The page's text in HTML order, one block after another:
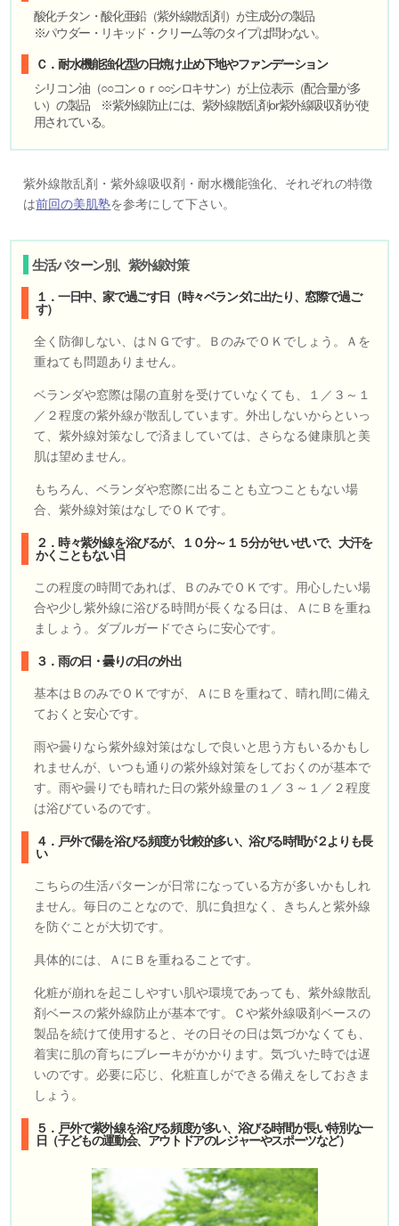
酸化チタン・酸化亜鉛（紫外線散乱剤）が主成分の製品
※パウダー・リキッド・クリーム等のタイプは問わない。
Ｃ．耐水機能強化型の日焼け止め下地やファンデーション
シリコン油（○○コンｏｒ○○シロキサン）が上位表示（配合量が多
い）の製品 ※紫外線防止には、紫外線散乱剤or紫外線吸収剤が使
用されている。
紫外線散乱剤・紫外線吸収剤・耐水機能強化、それぞれの特徴
は前回の美肌塾を参考にして下さい。
生活パターン別、紫外線対策
１．一日中、家で過ごす日（時々ベランダに出たり、窓際で過ご
す）
全く防御しない、はＮＧです。ＢのみでＯＫでしょう。Ａを
重ねても問題ありません。
ベランダや窓際は陽の直射を受けていなくても、１／３～１
／２程度の紫外線が散乱しています。外出しないからといっ
て、紫外線対策なしで済ましていては、さらなる健康肌と美
肌は望めません。
もちろん、ベランダや窓際に出ることも立つこともない場
合、紫外線対策はなしでＯＫです。
２．時々紫外線を浴びるが、１０分～１５分がせいぜいで、大汗を
かくこともない日
この程度の時間であれば、ＢのみでＯＫです。用心したい場
合や少し紫外線に浴びる時間が長くなる日は、ＡにＢを重ね
ましょう。ダブルガードでさらに安心です。
３．雨の日・曇りの日の外出
基本はＢのみでＯＫですが、ＡにＢを重ねて、晴れ間に備え
ておくと安心です。
雨や曇りなら紫外線対策はなしで良いと思う方もいるかもし
れませんが、いつも通りの紫外線対策をしておくのが基本で
す。雨や曇りでも晴れた日の紫外線量の１／３～１／２程度
は浴びているのです。
４．戸外で陽を浴びる頻度が比較的多い、浴びる時間が２よりも長
い
こちらの生活パターンが日常になっている方が多いかもしれ
ません。毎日のことなので、肌に負担なく、きちんと紫外線
を防ぐことが大切です。
具体的には、ＡにＢを重ねることです。
化粧が崩れを起こしやすい肌や環境であっても、紫外線散乱
剤ベースの紫外線防止が基本です。Ｃや紫外線吸剤ベースの
製品を続けて使用すると、その日その日は気づかなくても、
着実に肌の育ちにブレーキがかかります。気づいた時では遅
いのです。必要に応じ、化粧直しができる備えをしておきま
しょう。
５．戸外で紫外線を浴びる頻度が多い、浴びる時間が長い特別な一
日（子どもの運動会、アウトドアのレジャーやスポーツなど）